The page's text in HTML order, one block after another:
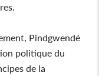
Pindgwendé
politique du
de la